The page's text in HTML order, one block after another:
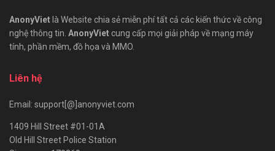
AnonyVietlà Website chia sẻ miễn phí tất cả các kiến thức về công
nghệ thông tin. AnonyViet cung cấp mọi giải pháp về mạng máy
tính, phần mềm, đồ họa và MMO.
Liên hệ
Email: support[@]anonyviet.com
1409 Hill Street #01-01A
Old Hill Street Police Station